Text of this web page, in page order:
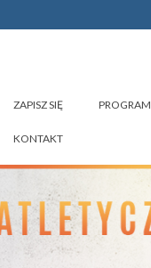
ZAPISZ SIĘ PROGRAM
KONTAKT